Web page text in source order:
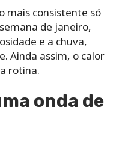
mais consistente só
de janeiro,
e a chuva,
Ainda assim, o calor
rotina.
onda de